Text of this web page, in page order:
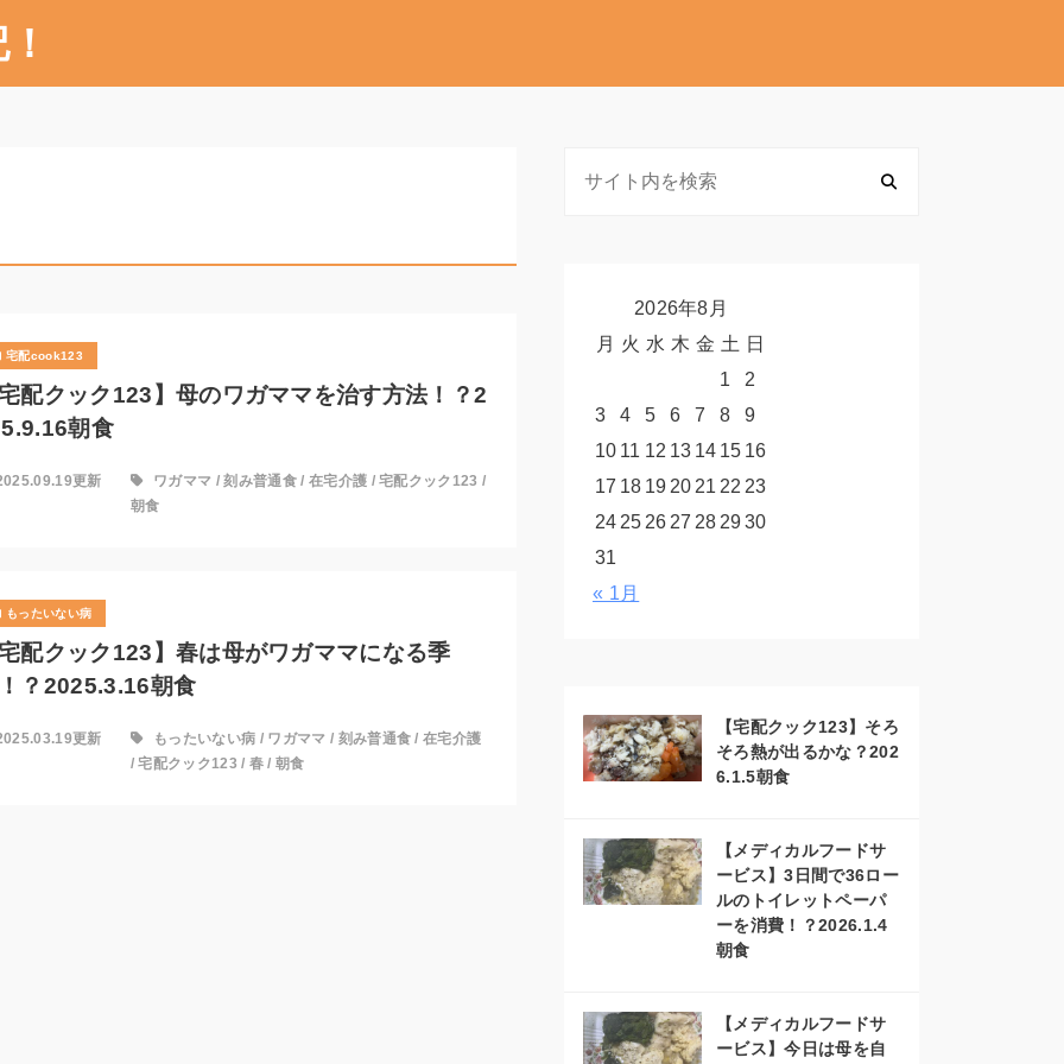
宅配cook123
配クック123】母のワガママを治す方法！？2
朝食
更新 ワガママ /刻み普通食/ 在宅介護 /宅配クック123 /
朝食
もったいない病
配クック123】春は母がワガママになる季
？2025.3.16朝食
更新 もったいない病 / ワガママ / 刻み普通食 /在宅介護
/宅配クック123 / 春 /朝食
2026年8月
月 火 水 木 金 土 日
1
2
3
4 5 6 7 8
9
10 11 12 13 14 15 16
17 18 19 20 21 22 23
24 25 26 27 28 2930
31
« 1月
【宅配クック123】そろ
そろ熱が出るかな？202
6.1.5朝食
【メディカルフードサ
ービス】3日間で36ロー
ルのトイレットペーパ
ーを消費！？2026.1.4
朝食
【メディカルフードサ
ービス】今日は母を自